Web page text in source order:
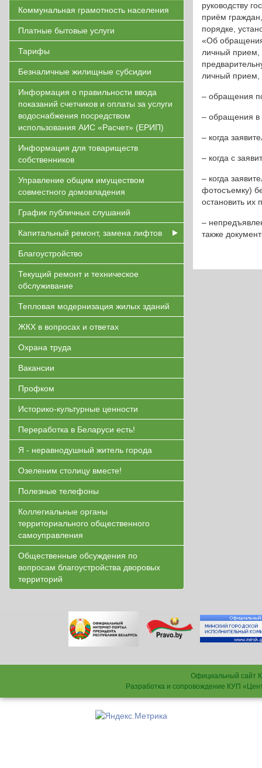
Коммунальная грамотность населения
Платные бытовые услуги
Тарифы
Безналичные жилищные субсидии
Информация о правильности ввода
показаний счетчиков и оплаты за услуги
водоснабжения посредством
использования АИС «Расчет» (ЕРИП)
Информация для товариществ
собственников
Управление общим имуществом
совместного домовладения
График публичных слушаний
Капитальный ремонт, замена лифтов
Благоустройство
Текущий ремонт и техническое
обслуживание
Тепловая модернизация жилых зданий
ЖКХ в вопросах и ответах
Охрана труда
Вакансии
Профком
Историко-культурные ценности
Переработка в Беларуси есть!
Я - неравнодушный житель города
Озеленим столицу вместе!
Полезные телефоны
Коллегиальные органы
территориального общественного
самоуправления
Общественные обсуждения по
вопросам благоустройства дворовых
территорий
руководству
приём
порядке,
«Об
личный прием,
личный прием,
– обращения
– обращения в
– когда
– когда с
– когда
фотосъемку)
остановить их
–
также
Официальный сайт
Разработка и сопровождение КУП